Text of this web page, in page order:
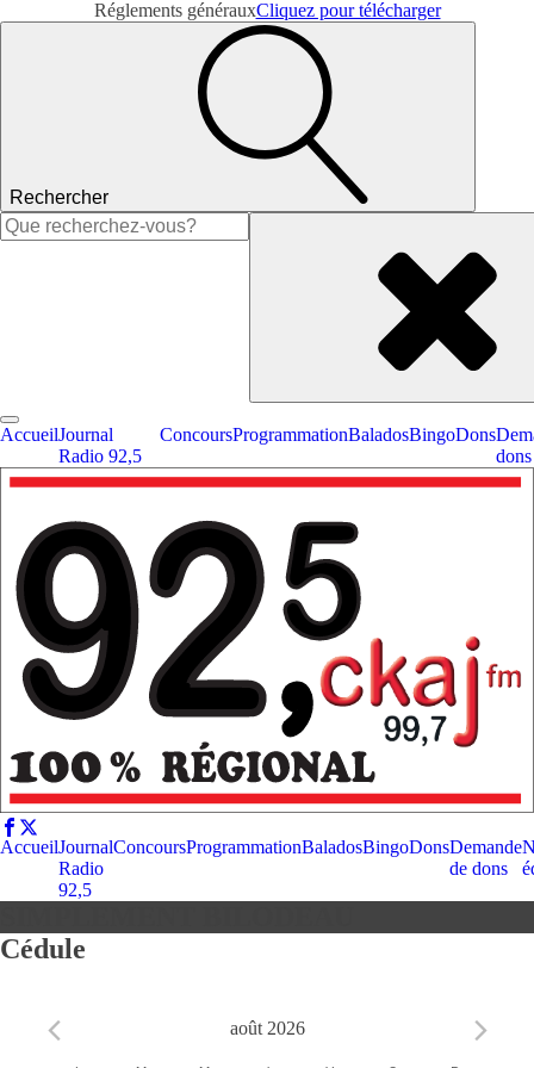
Réglements générauxCliquez pour télécharger
Rechercher
Rechercher :
AccueilJournal
Radio 92,5
ConcoursProgrammationBaladosBingoDons
dons
AccueilJournal
Radio
92,5
ConcoursProgrammationBaladosBingoDonsDemande
de dons
Cédule
août 2026